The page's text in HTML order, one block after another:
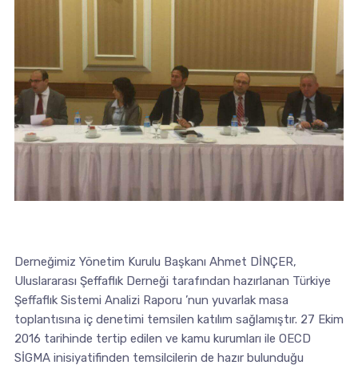
Derneğimiz Yönetim Kurulu Başkanı Ahmet DİNÇER,
Uluslararası Şeffaflık Derneği tarafından hazırlanan Türkiye
Şeffaflık Sistemi Analizi Raporu ’nun yuvarlak masa
toplantısına iç denetimi temsilen katılım sağlamıştır. 27 Ekim
2016 tarihinde tertip edilen ve kamu kurumları ile OECD
SİGMA inisiyatifinden temsilcilerin de hazır bulunduğu